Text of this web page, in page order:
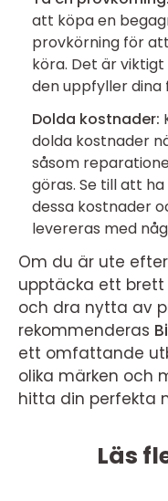
att köpa en
provkörning för
köra. Det är
den uppfyller dina
Dolda kostnader:
dolda kostnader
såsom
göras. Se till att
dessa kostnader
levereras med
Om du är ute
upptäcka ett
och dra nytta av
rekommenderas
ett omfattande
olika märken och
hitta din perfekta
Läs